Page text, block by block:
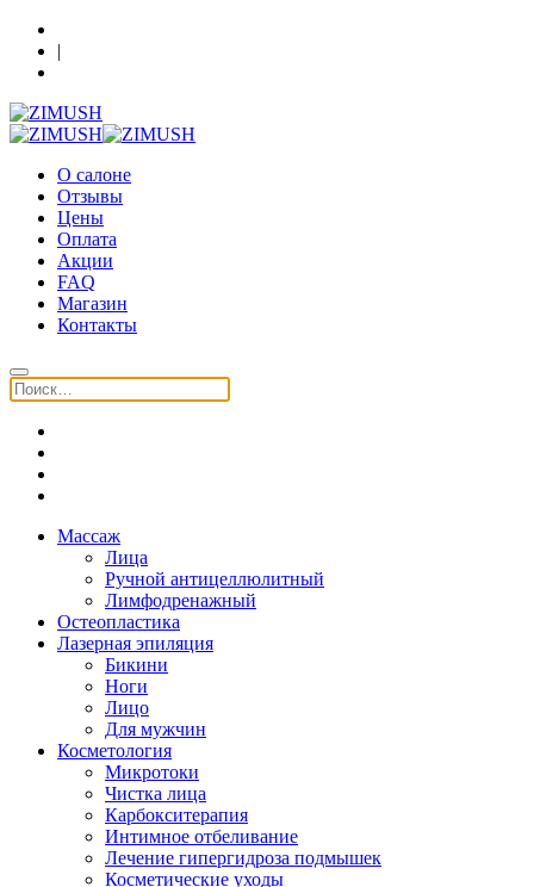
|
О салоне
Отзывы
Цены
Оплата
Акции
FAQ
Магазин
Контакты
Массаж
Лица
Ручной антицеллюлитный
Лимфодренажный
Остеопластика
Лазерная эпиляция
Бикини
Ноги
Лицо
Для мужчин
Косметология
Микротоки
Чистка лица
Карбокситерапия
Интимное отбеливание
Лечение гипергидроза подмышек
Косметические уходы